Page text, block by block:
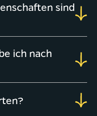
sind
ich nach